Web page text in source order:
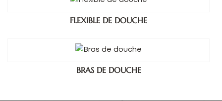
FLEXIBLE DE DOUCHE
BRAS DE DOUCHE